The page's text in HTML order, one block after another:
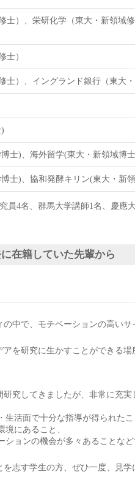
士）、栄研化学（東大・新領域
士）
士）、イングランド銀行（東大・
士)、海外留学(東大・新領域博
士)、協和発酵キリン(東大・新
員4名、群馬大学講師1名、慶應
在籍していた先輩から
中で、モチベーションの高い
を研究に生かすことができる場
究してきましたが、非常に充実
活面で十分な指導が得られたこ
にあること、
ョンの機会が多々あることなど
志す学生の方、ぜひ一度、見学